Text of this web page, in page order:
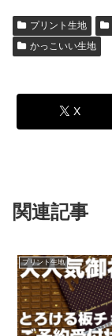
プリント生地
かっこいい生地
X
関連記事
プリント生地